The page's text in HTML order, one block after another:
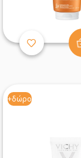
+δώρο